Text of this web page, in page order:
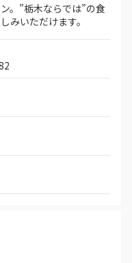
。”栃木ならでは”の食
みいただけます。